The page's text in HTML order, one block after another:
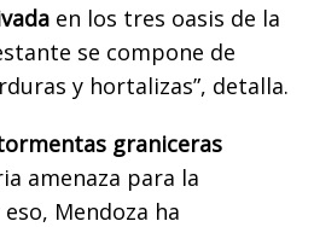
en los tres oasis de la
se compone de
y hortalizas”, detalla.
graniceras
amenaza para la
Mendoza ha